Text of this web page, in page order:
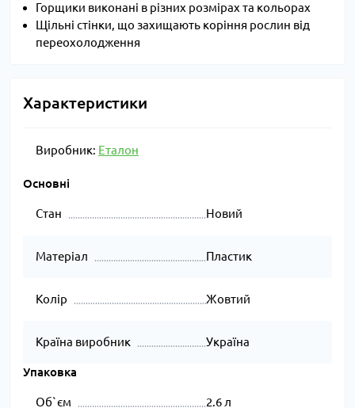
Горщики виконані в різних розмірах та кольорах
Щільні стінки, що захищають коріння рослин від
переохолодження
Характеристики
Виробник: Еталон
Основні
Стан Новий
Матеріал Пластик
Колір Жовтий
Країна виробник Україна
Упаковка
Об`єм 2.6 л